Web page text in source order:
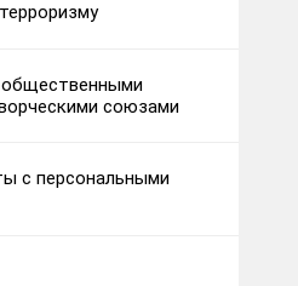
союзами
с персональными